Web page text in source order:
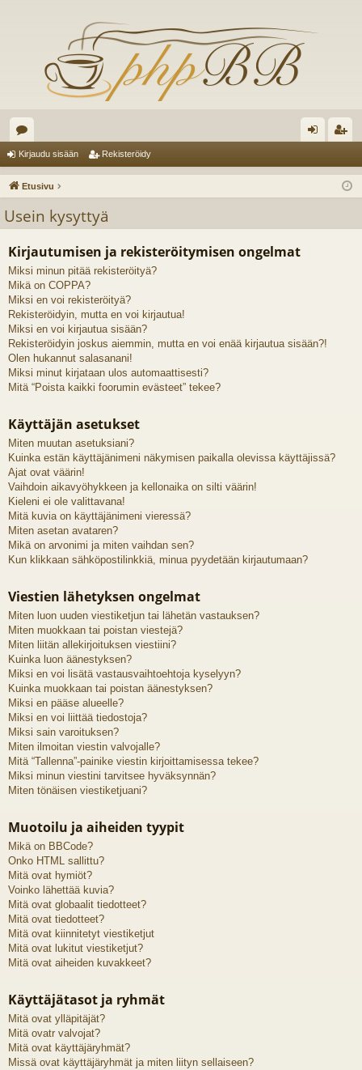
es
ku
el
ua
lu
ee
t
au
si
ist
öi
Kirjaudu sisään Rekisteröidy
Etusivu
Usein kysyttyä
Kirjautumisen ja rekisteröitymisen ongelmat
Miksi minun pitää rekisteröityä?
Mikä on COPPA?
Miksi en voi rekisteröityä?
Rekisteröidyin, mutta en voi kirjautua!
Miksi en voi kirjautua sisään?
Rekisteröidyin joskus aiemmin, mutta en voi enää kirjautua sisään?!
Olen hukannut salasanani!
Miksi minut kirjataan ulos automaattisesti?
Mitä “Poista kaikki foorumin evästeet” tekee?
Käyttäjän asetukset
Miten muutan asetuksiani?
Kuinka estän käyttäjänimeni näkymisen paikalla olevissa käyttäjissä?
Ajat ovat väärin!
Vaihdoin aikavyöhykkeen ja kellonaika on silti väärin!
Kieleni ei ole valittavana!
Mitä kuvia on käyttäjänimeni vieressä?
Miten asetan avataren?
Mikä on arvonimi ja miten vaihdan sen?
Kun klikkaan sähköpostilinkkiä, minua pyydetään kirjautumaan?
Viestien lähetyksen ongelmat
Miten luon uuden viestiketjun tai lähetän vastauksen?
Miten muokkaan tai poistan viestejä?
Miten liitän allekirjoituksen viestiini?
Kuinka luon äänestyksen?
Miksi en voi lisätä vastausvaihtoehtoja kyselyyn?
Kuinka muokkaan tai poistan äänestyksen?
Miksi en pääse alueelle?
Miksi en voi liittää tiedostoja?
Miksi sain varoituksen?
Miten ilmoitan viestin valvojalle?
Mitä “Tallenna”-painike viestin kirjoittamisessa tekee?
Miksi minun viestini tarvitsee hyväksynnän?
Miten tönäisen viestiketjuani?
Muotoilu ja aiheiden tyypit
Mikä on BBCode?
Onko HTML sallittu?
Mitä ovat hymiöt?
Voinko lähettää kuvia?
Mitä ovat globaalit tiedotteet?
Mitä ovat tiedotteet?
Mitä ovat kiinnitetyt viestiketjut
Mitä ovat lukitut viestiketjut?
Mitä ovat aiheiden kuvakkeet?
Käyttäjätasot ja ryhmät
Mitä ovat ylläpitäjät?
Mitä ovatr valvojat?
Mitä ovat käyttäjäryhmät?
Missä ovat käyttäjäryhmät ja miten liityn sellaiseen?